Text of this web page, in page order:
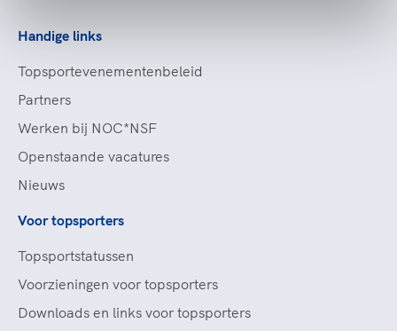
Handige links
Topsportevenementenbeleid
Partners
Werken bij NOC*NSF
Openstaande vacatures
Nieuws
Voor topsporters
Topsportstatussen
Voorzieningen voor topsporters
Downloads en links voor topsporters